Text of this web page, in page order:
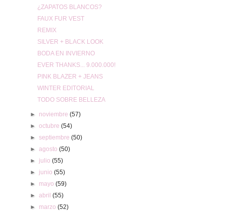
¿ZAPATOS BLANCOS?
FAUX FUR VEST
REMIX
SILVER + BLACK LOOK
BODA EN INVIERNO
EVER THANKS... 9.000.000!
PINK BLAZER + JEANS
WINTER EDITORIAL
TODO SOBRE BELLEZA
► noviembre (57)
► octubre (54)
► septiembre (50)
► agosto (50)
► julio (55)
► junio (55)
► mayo (59)
► abril (55)
► marzo (52)